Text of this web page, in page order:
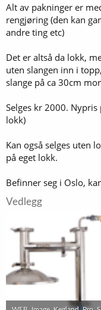
Alt av pakninger er
rengjøring (den kan
andre ting etc)
Det er altså da lokk,
uten slangen inn i
slange på ca 30cm
Selges kr 2000.
lokk)
Kan også selges uten
på eget lokk.
Befinner seg i Oslo,
Vedlegg